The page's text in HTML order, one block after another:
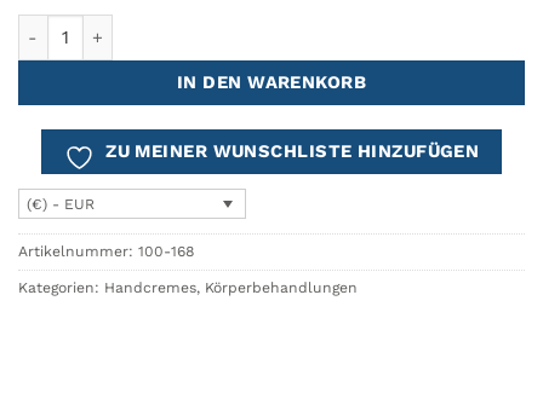
IN DEN WARENKORB
ZU MEINER WUNSCHLISTE HINZUFÜGEN
(€) - EUR
Artikelnummer: 100-168
Kategorien: Handcremes, Körperbehandlungen